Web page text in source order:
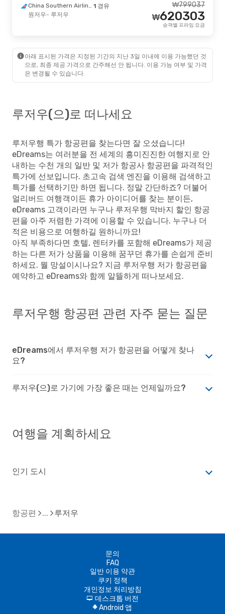
China Southern Airlines 1 경유
원저우- 루저우
799037
₩
620303
₩
승객별 프라임 요금
아래 표시된 가격은 지정된 기간의 지난 3일 이내에 이용 가능했던 것
으로, 최종 제공 가격으로 간주해선 안 됩니다. 이용 가능 여부 및 가격
은 변경될 수 있습니다.
루저우(으)로 떠나세요
루저우행 특가 항공편을 찾는다면 잘 오셨습니다!
eDreams는 여러분을 전 세계의 흥미진진한 여행지로 안
내하는 수천 개의 일반 및 저가 항공사 항공편을 파격적인
특가에 선보입니다. 초고속 검색 엔진을 이용해 검색하고
특가를 선택하기만 하면 됩니다. 정말 간단하죠? 더불어
얼리버드 여행객이든 휴가 아이디어를 찾는 분이든,
eDreams 고객이라면 누구나 루저우행 막바지 할인 항공
편을 아주 저렴한 가격에 이용할 수 있습니다. 누구나 더
적은 비용으로 여행하길 원하니까요!
아직 부족하다면 호텔, 렌터카를 포함해 eDreams가 제공
하는 다른 저가 상품을 이용해 꿈꾸던 휴가를 손쉽게 준비
하세요. 뭘 망설이시나요? 지금 루저우행 저가 항공편을
예약하고 eDreams와 함께 알뜰하게 떠나보세요.
루저우행 항공편 관련 자주 묻는 질문
eDreams에서 루저우행 저가 항공편을 어떻게 찾나
요?
루저우(으)로 가기에 가장 좋은 때는 언제일까요?
여행을 계획하세요
인기 도시
항공편 루저우
문의
FAQ
일반 이용 약관
쿠키 정책
개인정보 처리방침
d 데스크톱 버전
A Android 앱